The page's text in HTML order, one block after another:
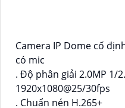
Camera IP Dome cố
có mic
. Độ phân giải 2.0MP 1/
1920x1080@25/30fps
. Chuẩn nén H.265+